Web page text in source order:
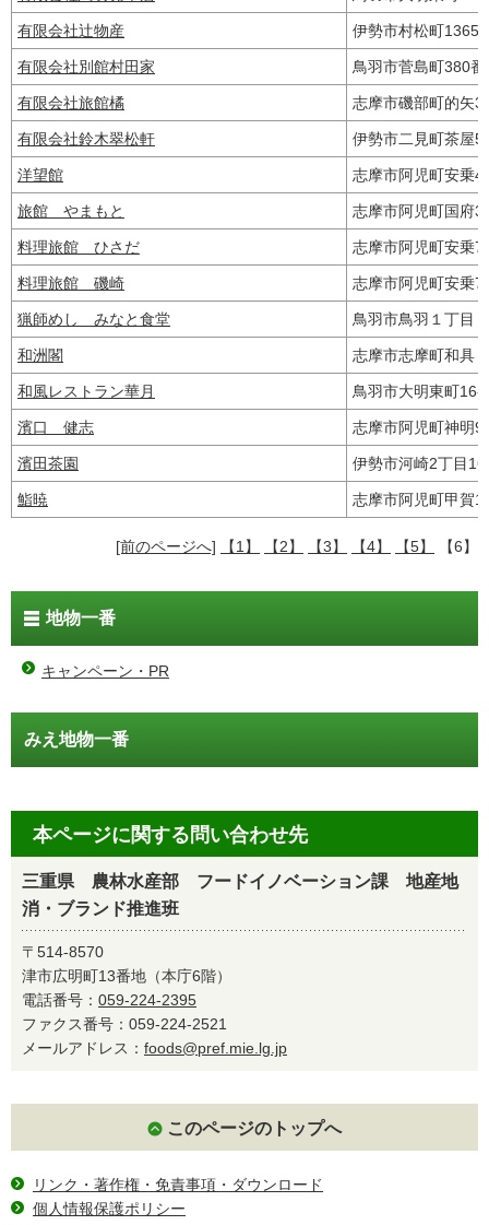
有限会社辻物産 伊勢市村松町
有限会社別館村田家 鳥羽市菅島町380
有限会社旅館橘 志摩市磯部町的
有限会社鈴木翠松軒 伊勢市二見町茶
洋望館 志摩市阿児町安
旅館 やまもと 志摩市阿児町国
料理旅館 ひさだ 志摩市阿児町安
料理旅館 磯崎 志摩市阿児町安
猟師めし みなと食堂 鳥羽市鳥羽１丁
和洲閣 志摩市志摩町和
和風レストラン華月 鳥羽市大明東町
濱口 健志 志摩市阿児町神
濱田茶園 伊勢市河崎2丁目
鮨暁 志摩市阿児町甲
[前のページへ] 【1】 【2】 【3】 【4】 【5】 【6】
地物一番
キャンペーン・PR
みえ地物一番
本ページに関する問い合わせ先
三重県 農林水産部 フードイノベーション課 地産地
消・ブランド推進班
〒514-8570
津市広明町13番地（本庁6階）
電話番号： 059-224-2395
ファクス番号：059-224-2521
メールアドレス： foods@pref.mie.lg.jp
このページのトップへ
リンク・著作権・免責事項・ダウンロード
個人情報保護ポリシー